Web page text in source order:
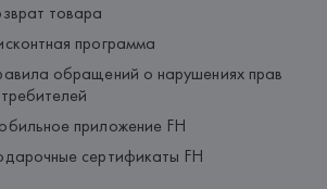
товара
программа
обращений о нарушениях прав
приложение FH
сертификаты FH